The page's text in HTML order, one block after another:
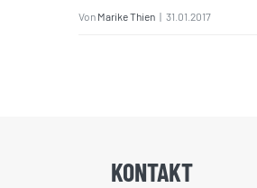
Von Marike Thien | 31.01.2017
KONTAKT